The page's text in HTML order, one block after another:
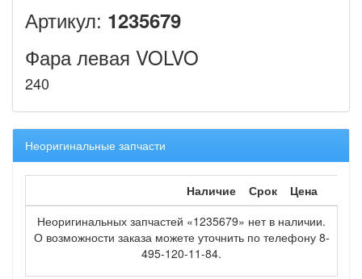
Артикул: 1235679
Фара левая VOLVO
240
Неоригинальные запчасти
Наличие Срок
Цена
Неоригинальных запчастей «1235679» нет в наличии.
О возможности заказа можете уточнить по телефону 8-
495-120-11-84.